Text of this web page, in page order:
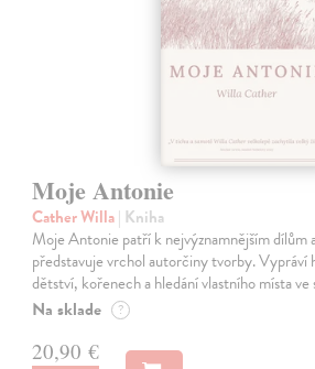
Moje Antonie
Cather Willa| Kniha
Moje Antonie patří k nejvýznamnějším
představuje vrchol autorčiny tvorby. Vypráví
dětství, kořenech a hledání vlastního místa ve
Na sklade ?
20,90 €